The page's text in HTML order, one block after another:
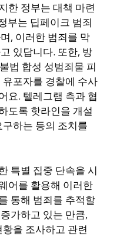
한 정부는 대책 마련
부는 딥페이크 범죄
, 이러한 범죄를 막
있답니다. 또한, 방
법 합성 성범죄물 피
포자를 경찰에 수사
요. 텔레그램 측과 협
도록 핫라인을 개설
하는 등의 조치를
특별 집중 단속을 시
어를 활용해 이러한
통해 범죄를 추적할
가하고 있는 만큼,
을 조사하고 관련